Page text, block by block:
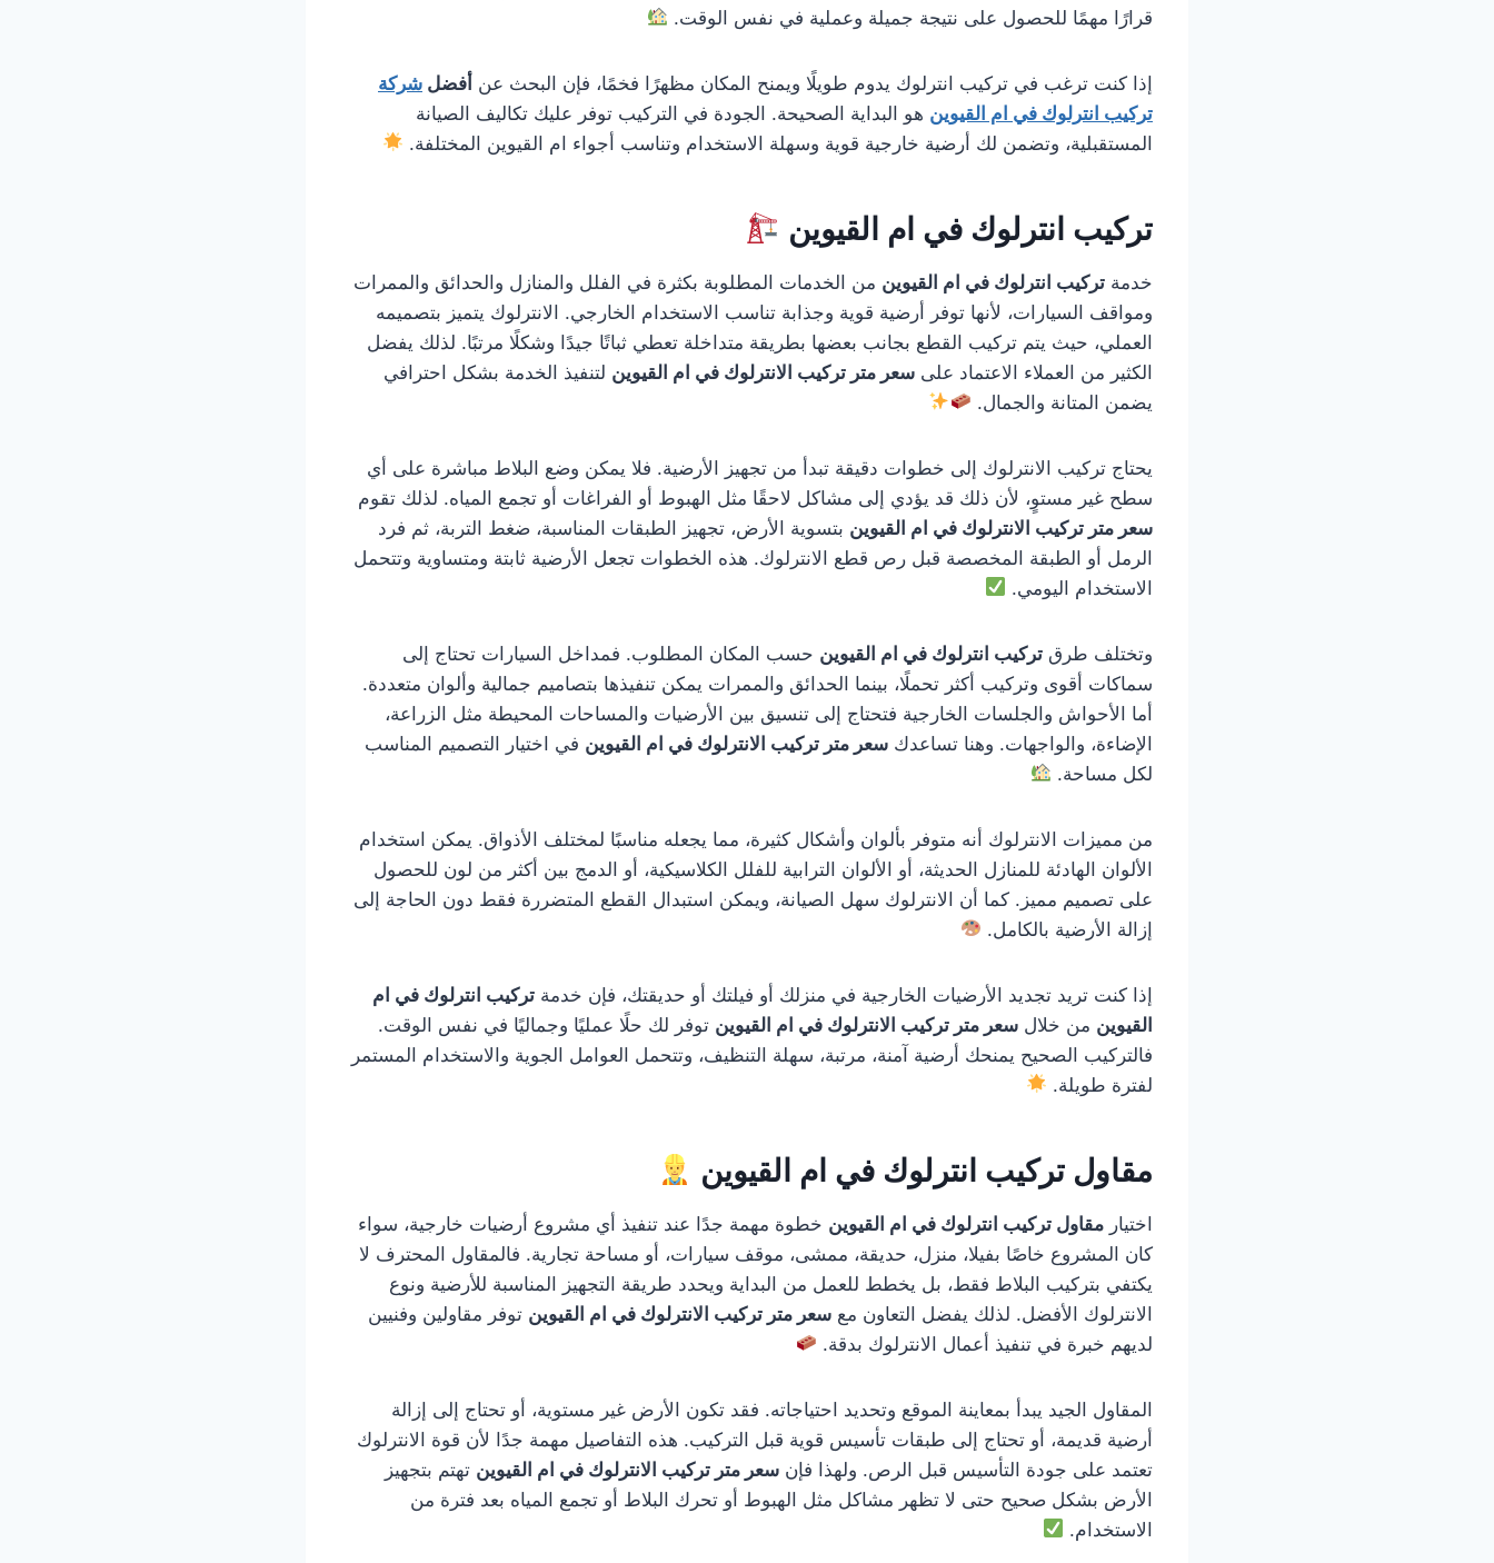
قرارًا مهمًا للحصول على نتيجة جميلة وعملية في نفس الوقت.
إذا كنت ترغب في تركيب انترلوك يدوم طويلًا ويمنح المكان مظهرًا فخمًا، فإن البحث عن أفضل شركة
تركيب انترلوك في ام القيوين هو البداية الصحيحة. الجودة في التركيب توفر عليك تكاليف الصيانة
المستقبلية، وتضمن لك أرضية خارجية قوية وسهلة الاستخدام وتناسب أجواء ام القيوين المختلفة.
تركيب انترلوك في ام القيوين
خدمة تركيب انترلوك في ام القيوين من الخدمات المطلوبة بكثرة في الفلل والمنازل والحدائق والممرات
ومواقف السيارات، لأنها توفر أرضية قوية وجذابة تناسب الاستخدام الخارجي. الانترلوك يتميز بتصميمه
العملي، حيث يتم تركيب القطع بجانب بعضها بطريقة متداخلة تعطي ثباتًا جيدًا وشكلًا مرتبًا. لذلك يفضل
الكثير من العملاء الاعتماد على سعر متر تركيب الانترلوك في ام القيوين لتنفيذ الخدمة بشكل احترافي
يضمن المتانة والجمال.
يحتاج تركيب الانترلوك إلى خطوات دقيقة تبدأ من تجهيز الأرضية. فلا يمكن وضع البلاط مباشرة على أي
سطح غير مستوٍ، لأن ذلك قد يؤدي إلى مشاكل لاحقًا مثل الهبوط أو الفراغات أو تجمع المياه. لذلك تقوم
سعر متر تركيب الانترلوك في ام القيوين بتسوية الأرض، تجهيز الطبقات المناسبة، ضغط التربة، ثم فرد
الرمل أو الطبقة المخصصة قبل رص قطع الانترلوك. هذه الخطوات تجعل الأرضية ثابتة ومتساوية وتتحمل
الاستخدام اليومي.
وتختلف طرق تركيب انترلوك في ام القيوين حسب المكان المطلوب. فمداخل السيارات تحتاج إلى
سماكات أقوى وتركيب أكثر تحملًا، بينما الحدائق والممرات يمكن تنفيذها بتصاميم جمالية وألوان متعددة.
أما الأحواش والجلسات الخارجية فتحتاج إلى تنسيق بين الأرضيات والمساحات المحيطة مثل الزراعة،
الإضاءة، والواجهات. وهنا تساعدك سعر متر تركيب الانترلوك في ام القيوين في اختيار التصميم المناسب
لكل مساحة.
من مميزات الانترلوك أنه متوفر بألوان وأشكال كثيرة، مما يجعله مناسبًا لمختلف الأذواق. يمكن استخدام
الألوان الهادئة للمنازل الحديثة، أو الألوان الترابية للفلل الكلاسيكية، أو الدمج بين أكثر من لون للحصول
على تصميم مميز. كما أن الانترلوك سهل الصيانة، ويمكن استبدال القطع المتضررة فقط دون الحاجة إلى
إزالة الأرضية بالكامل.
إذا كنت تريد تجديد الأرضيات الخارجية في منزلك أو فيلتك أو حديقتك، فإن خدمة تركيب انترلوك في ام
القيوين من خلال سعر متر تركيب الانترلوك في ام القيوين توفر لك حلًا عمليًا وجماليًا في نفس الوقت.
فالتركيب الصحيح يمنحك أرضية آمنة، مرتبة، سهلة التنظيف، وتتحمل العوامل الجوية والاستخدام المستمر
لفترة طويلة.
مقاول تركيب انترلوك في ام القيوين
اختيار مقاول تركيب انترلوك في ام القيوين خطوة مهمة جدًا عند تنفيذ أي مشروع أرضيات خارجية، سواء
كان المشروع خاصًا بفيلا، منزل، حديقة، ممشى، موقف سيارات، أو مساحة تجارية. فالمقاول المحترف لا
يكتفي بتركيب البلاط فقط، بل يخطط للعمل من البداية ويحدد طريقة التجهيز المناسبة للأرضية ونوع
الانترلوك الأفضل. لذلك يفضل التعاون مع سعر متر تركيب الانترلوك في ام القيوين توفر مقاولين وفنيين
لديهم خبرة في تنفيذ أعمال الانترلوك بدقة.
المقاول الجيد يبدأ بمعاينة الموقع وتحديد احتياجاته. فقد تكون الأرض غير مستوية، أو تحتاج إلى إزالة
أرضية قديمة، أو تحتاج إلى طبقات تأسيس قوية قبل التركيب. هذه التفاصيل مهمة جدًا لأن قوة الانترلوك
تعتمد على جودة التأسيس قبل الرص. ولهذا فإن سعر متر تركيب الانترلوك في ام القيوين تهتم بتجهيز
الأرض بشكل صحيح حتى لا تظهر مشاكل مثل الهبوط أو تحرك البلاط أو تجمع المياه بعد فترة من
الاستخدام.